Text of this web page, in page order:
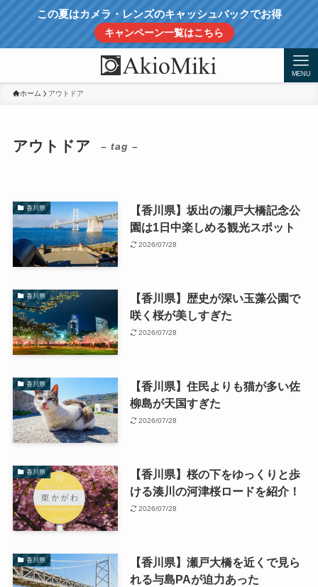
この夏はカメラ・レンズのキャッシュバックでお得
キャンペーン一覧はこちら
MENU
ホーム アウトドア
アウトドア – tag –
香川県
【香川県】坂出の瀬戸大橋記念公
園は1日中楽しめる観光スポット
2026/07/28
香川県
【香川県】歴史が深い玉藻公園で
咲く桜が美しすぎた
2026/07/28
香川県
【香川県】住民よりも猫が多い佐
柳島が天国すぎた
2026/07/28
香川県
【香川県】桜の下をゆっくりと歩
ける湊川の河津桜ロードを紹介！
2026/07/28
香川県
【香川県】瀬戸大橋を近くで見ら
れる与島PAが迫力あった